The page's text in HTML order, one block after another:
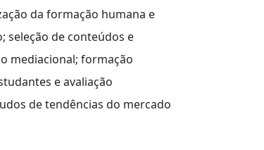
da formação humana e
seleção de conteúdos e
mediacional; formação
e avaliação
de tendências do mercado